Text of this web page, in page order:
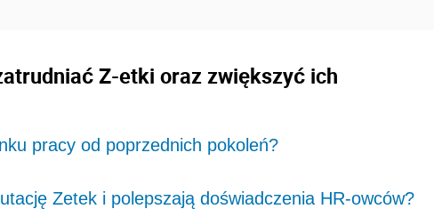
Z-etki oraz zwiększyć ich
pracy od poprzednich pokoleń?
Zetek i polepszają doświadczenia HR-owców?